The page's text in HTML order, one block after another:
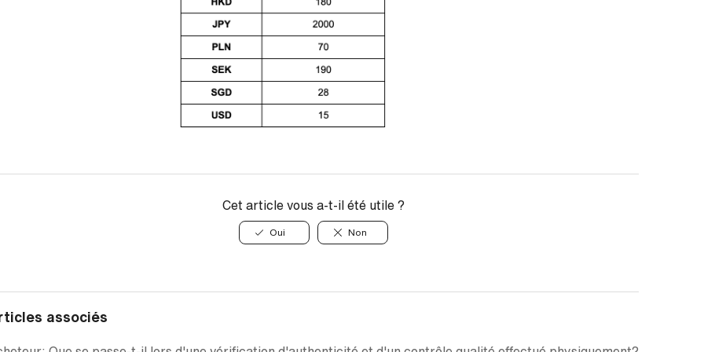
Cet article vous a-t-il été utile ?
Oui Non
associés